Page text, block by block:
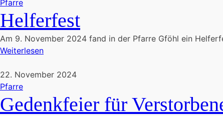
Pfarre
Helferfest
Am 9. November 2024 fand in der Pfarre Gföhl ein
Weiterlesen
22. November 2024
Pfarre
Gedenkfeier für